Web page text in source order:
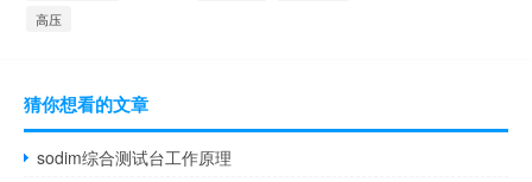
高压
猜你想看的文章
sodim综合测试台工作原理